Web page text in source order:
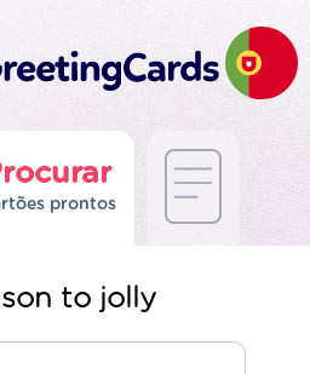
prontos
to jolly